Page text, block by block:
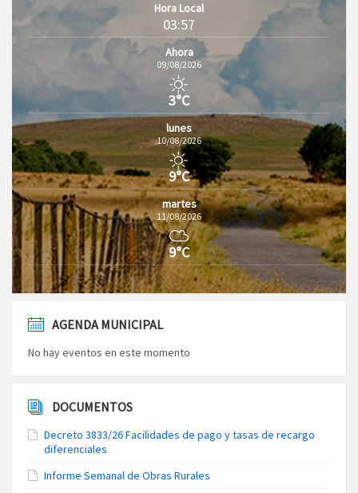
Hora Local
03:57
Ahora
09/08/2026
3°C
lunes
10/08/2026
9°C
martes
11/08/2026
9°C
AGENDA MUNICIPAL
No hay eventos en este momento
DOCUMENTOS
Decreto 3833/26 Facilidades de pago y tasas de recargo
diferenciales
Informe Semanal de Obras Rurales